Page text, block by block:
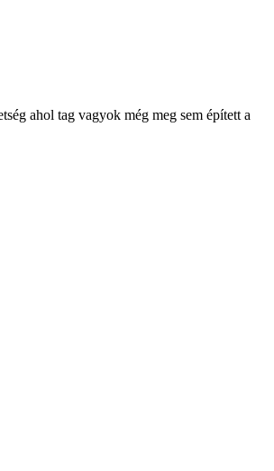
ahol tag vagyok még meg sem épített a